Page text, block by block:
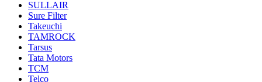
SULLAIR
Sure Filter
Takeuchi
TAMROCK
Tarsus
Tata Motors
TCM
Telco